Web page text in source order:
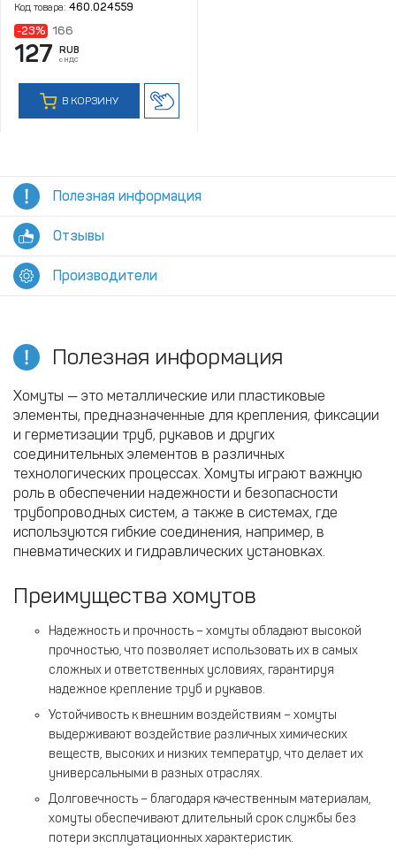
Код товара: 460.024559
-23% 166
127 RUB
с НДС
В КОРЗИНУ
Полезная информация
Отзывы
Производители
Полезная информация
Хомуты — это металлические или пластиковые
элементы, предназначенные для крепления, фиксации
и герметизации труб, рукавов и других
соединительных элементов в различных
технологических процессах. Хомуты играют важную
роль в обеспечении надежности и безопасности
трубопроводных систем, а также в системах, где
используются гибкие соединения, например, в
пневматических и гидравлических установках.
Преимущества хомутов
Надежность и прочность – хомуты обладают высокой
прочностью, что позволяет использовать их в самых
сложных и ответственных условиях, гарантируя
надежное крепление труб и рукавов.
Устойчивость к внешним воздействиям – хомуты
выдерживают воздействие различных химических
веществ, высоких и низких температур, что делает их
универсальными в разных отраслях.
Долговечность – благодаря качественным материалам,
хомуты обеспечивают длительный срок службы без
потери эксплуатационных характеристик.